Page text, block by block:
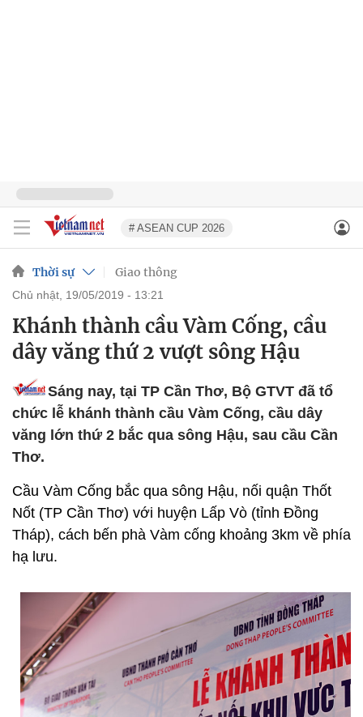
# ASEAN CUP 2026
Thời sự Giao thông
chủ nhật, 19/05/2019 - 13:21
Khánh thành cầu Vàm Cống, cầu
dây văng thứ 2 vượt sông Hậu
Sáng nay, tại TP Cần Thơ, Bộ GTVT đã tổ
chức lễ khánh thành cầu Vàm Cống, cầu dây
văng lớn thứ 2 bắc qua sông Hậu, sau cầu Cần
Thơ.
Cầu Vàm Cống bắc qua sông Hậu, nối quận Thốt
Nốt (TP Cần Thơ) với huyện Lấp Vò (tỉnh Đồng
Tháp), cách bến phà Vàm cống khoảng 3km về phía
hạ lưu.